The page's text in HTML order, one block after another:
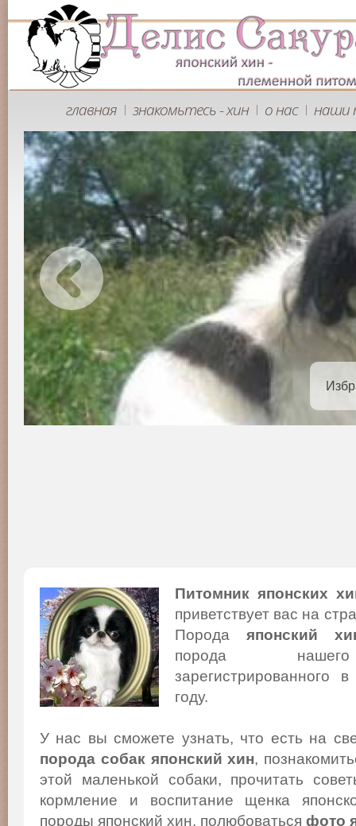
главная | знакомьтесь - хин | о нас | наши
Питомник японских
приветствует вас на
Порода японский
порода
году.
У нас вы сможете узнать, что есть на
порода собак японский хин,
этой маленькой собаки, прочитать
кормление и воспитание щенка
породы японский хин, полюбоваться фото